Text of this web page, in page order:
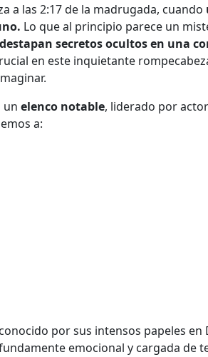
a las 2:17 de la madrugada, cuando
Lo que al principio parece un
secretos ocultos en una
en este inquietante
un elenco notable, liderado por
a:
por sus intensos papeles
emocional y cargada de